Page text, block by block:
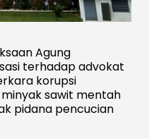
Agung
terhadap advokat
korupsi
sawit mentah
pidana pencucian